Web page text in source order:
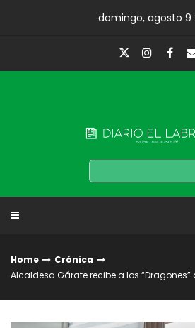
domingo, agosto 9
Home
Crónica
Alcaldesa Gárate recibe a los “Dragones”